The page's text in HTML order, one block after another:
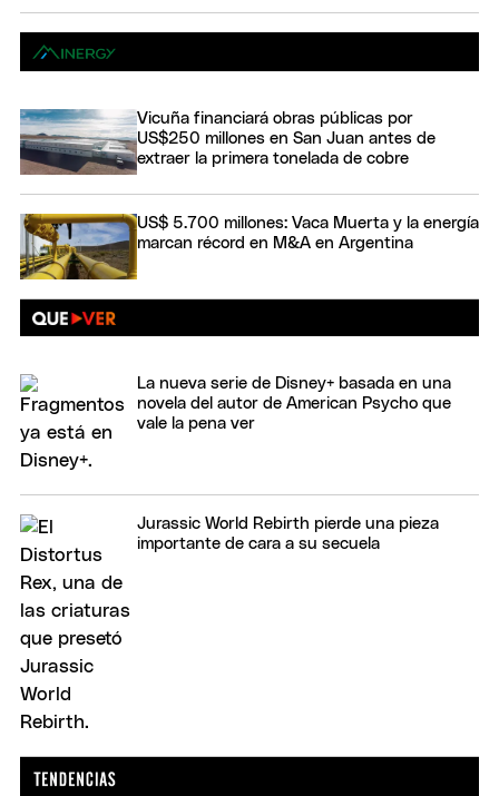
Vicuña financiará obras públicas por
US$250 millones en San Juan antes de
extraer la primera tonelada de cobre
US$ 5.700 millones: Vaca Muerta y la energía
marcan récord en M&A en Argentina
La nueva serie de Disney+ basada en una
novela del autor de American Psycho que
vale la pena ver
Jurassic World Rebirth pierde una pieza
importante de cara a su secuela